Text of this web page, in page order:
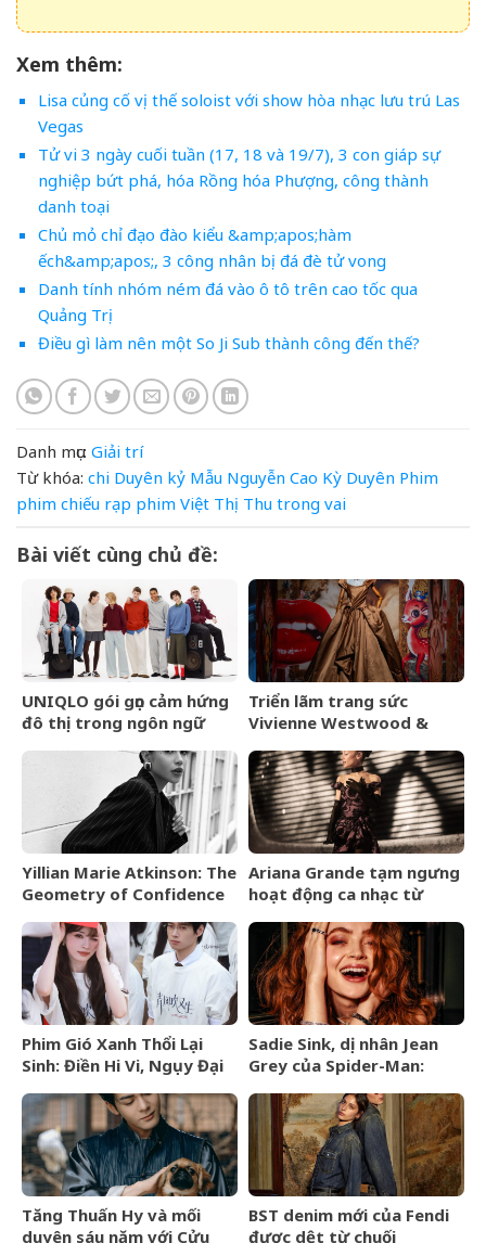
Xem thêm:
Lisa củng cố vị thế soloist với show hòa nhạc lưu trú Las
Vegas
Tử vi 3 ngày cuối tuần (17, 18 và 19/7), 3 con giáp sự
nghiệp bứt phá, hóa Rồng hóa Phượng, công thành
danh toại
Chủ mỏ chỉ đạo đào kiểu &amp;apos;hàm
ếch&amp;apos;, 3 công nhân bị đá đè tử vong
Danh tính nhóm ném đá vào ô tô trên cao tốc qua
Quảng Trị
Điều gì làm nên một So Ji Sub thành công đến thế?
Danh mục: Giải trí
Từ khóa: chi Duyên kỷ Mẫu Nguyễn Cao Kỳ Duyên Phim
phim chiếu rạp phim Việt Thị Thu trong vai
Bài viết cùng chủ đề:
UNIQLO gói gọn cảm hứng
đô thị trong ngôn ngữ
Thu Đông 2026
Triển lãm trang sức
Vivienne Westwood &
vào tháng 9/2026
Yillian Marie Atkinson: The
Geometry of Confidence
Ariana Grande tạm ngưng
hoạt động ca nhạc từ
Phim Gió Xanh Thổi Lại
Sinh: Điền Hi Vi, Ngụy Đại
thượng lưu
Sadie Sink, dị nhân Jean
Grey của Spider-Man:
Tăng Thuấn Hy và mối
duyên sáu năm với Cửu
BST denim mới của Fendi
được dệt từ chuối